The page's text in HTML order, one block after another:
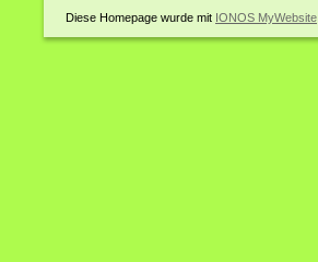
Diese Homepage wurde mit IONOS MyWebsite